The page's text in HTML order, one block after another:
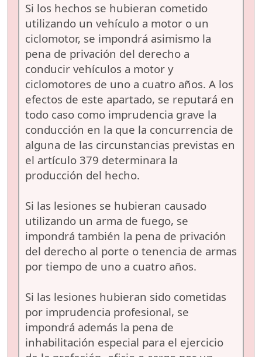
Si los hechos se hubieran cometido
utilizando un vehículo a motor o un
ciclomotor, se impondrá asimismo la
pena de privación del derecho a
conducir vehículos a motor y
ciclomotores de uno a cuatro años. A los
efectos de este apartado, se reputará en
todo caso como imprudencia grave la
conducción en la que la concurrencia de
alguna de las circunstancias previstas en
el artículo 379 determinara la
producción del hecho.
Si las lesiones se hubieran causado
utilizando un arma de fuego, se
impondrá también la pena de privación
del derecho al porte o tenencia de armas
por tiempo de uno a cuatro años.
Si las lesiones hubieran sido cometidas
por imprudencia profesional, se
impondrá además la pena de
inhabilitación especial para el ejercicio